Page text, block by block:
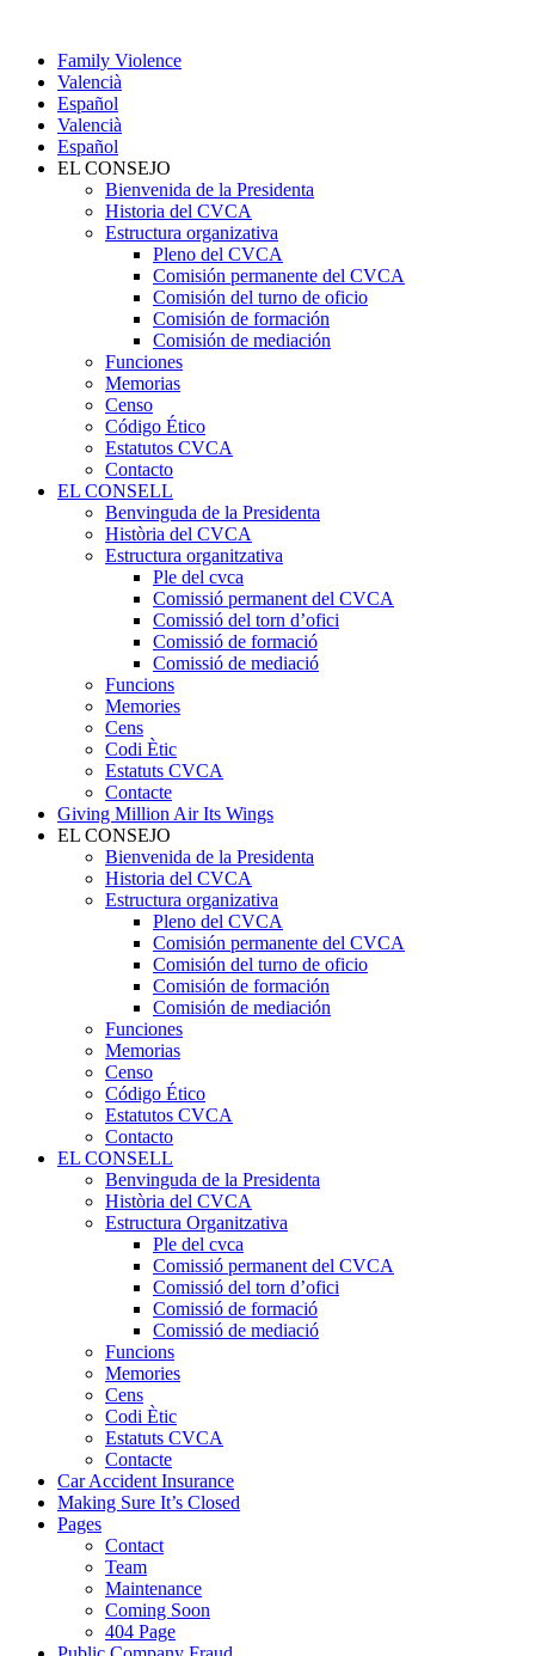
Family Violence
Valencià
Español
Valencià
Español
EL CONSEJO
Bienvenida de la Presidenta
Historia del CVCA
Estructura organizativa
Pleno del CVCA
Comisión permanente del CVCA
Comisión del turno de oficio
Comisión de formación
Comisión de mediación
Funciones
Memorias
Censo
Código Ético
Estatutos CVCA
Contacto
EL CONSELL
Benvinguda de la Presidenta
Història del CVCA
Estructura organitzativa
Ple del cvca
Comissió permanent del CVCA
Comissió del torn d’ofici
Comissió de formació
Comissió de mediació
Funcions
Memories
Cens
Codi Ètic
Estatuts CVCA
Contacte
Giving Million Air Its Wings
EL CONSEJO
Bienvenida de la Presidenta
Historia del CVCA
Estructura organizativa
Pleno del CVCA
Comisión permanente del CVCA
Comisión del turno de oficio
Comisión de formación
Comisión de mediación
Funciones
Memorias
Censo
Código Ético
Estatutos CVCA
Contacto
EL CONSELL
Benvinguda de la Presidenta
Història del CVCA
Estructura Organitzativa
Ple del cvca
Comissió permanent del CVCA
Comissió del torn d’ofici
Comissió de formació
Comissió de mediació
Funcions
Memories
Cens
Codi Ètic
Estatuts CVCA
Contacte
Car Accident Insurance
Making Sure It’s Closed
Pages
Contact
Team
Maintenance
Coming Soon
404 Page